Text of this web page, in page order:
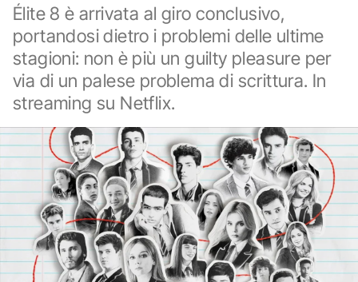
Élite 8 è arrivata al giro conclusivo,
portandosi dietro i problemi delle ultime
stagioni: non è più un guilty pleasure per
via di un palese problema di scrittura. In
streaming su Netflix.